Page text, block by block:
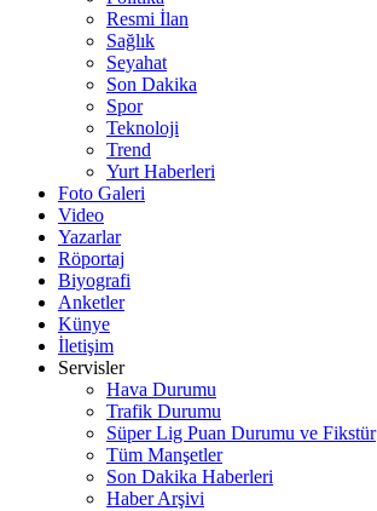
Resmi İlan
Sağlık
Seyahat
Son Dakika
Spor
Teknoloji
Trend
Yurt Haberleri
Foto Galeri
Video
Yazarlar
Röportaj
Biyografi
Anketler
Künye
İletişim
Servisler
Hava Durumu
Trafik Durumu
Süper Lig Puan Durumu ve Fikstür
Tüm Manşetler
Son Dakika Haberleri
Haber Arşivi